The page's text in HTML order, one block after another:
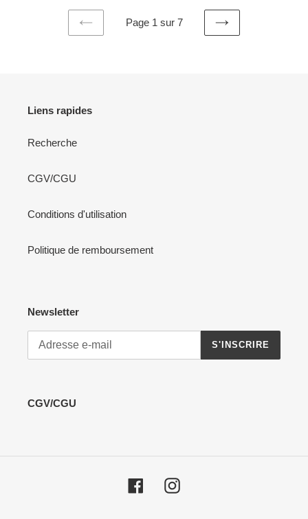
PAGE
Page 1 sur 7
PAGE
Liens rapides
Recherche
CGV/CGU
Conditions d'utilisation
Politique de remboursement
Newsletter
S'INSCRIRE
CGV/CGU
FacebookInstagram